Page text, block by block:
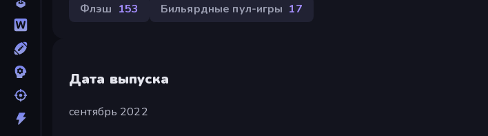
Флэш 153 Бильярдные пул-игры 17
Дата выпуска
сентябрь 2022